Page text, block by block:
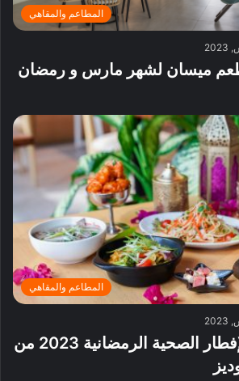
المطاعم والمقاهي
ميسان لشهر مارس و رمضان
المطاعم والمقاهي
إكتشفوا قائمة الإفطار الصحية الرمضانية 2023 من